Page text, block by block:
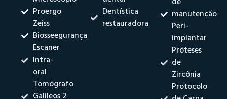
Proergo
Zeiss
Biosseegurança
Escaner
Intra-
oral
Tomógrafo
Dentística
restauradora
manutenção
Peri-
implantar
Próteses
de
Zircônia
Protocolo